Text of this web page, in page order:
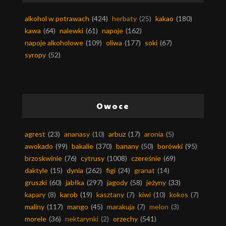
alkohol w potrawach (424) herbaty (25) kakao (180)
kawa (64) nalewki (61) napoje (162)
napoje alkoholowe (109) oliwa (177) soki (67)
syropy (52)
Owoce
agrest (23) ananasy (10) arbuz (17) aronia (5)
awokado (99) bakalie (370) banany (50) borówki (95)
brzoskwinie (76) cytrusy (1008) czereśnie (69)
daktyle (15) dynia (262) figi (24) granat (14)
gruszki (60) jabłka (297) jagody (58) jeżyny (33)
kapary (8) karob (19) kasztany (7) kiwi (10) kokos (7)
maliny (117) mango (45) marakuja (7) melon (3)
morele (36) nektarynki (2) orzechy (541)